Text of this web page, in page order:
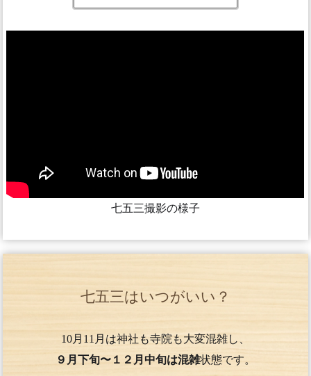
七五三撮影の様子
七五三はいつがいい？
10月11月は神社も寺院も大変混雑し、
９月下旬〜１２月中旬は混雑状態です。